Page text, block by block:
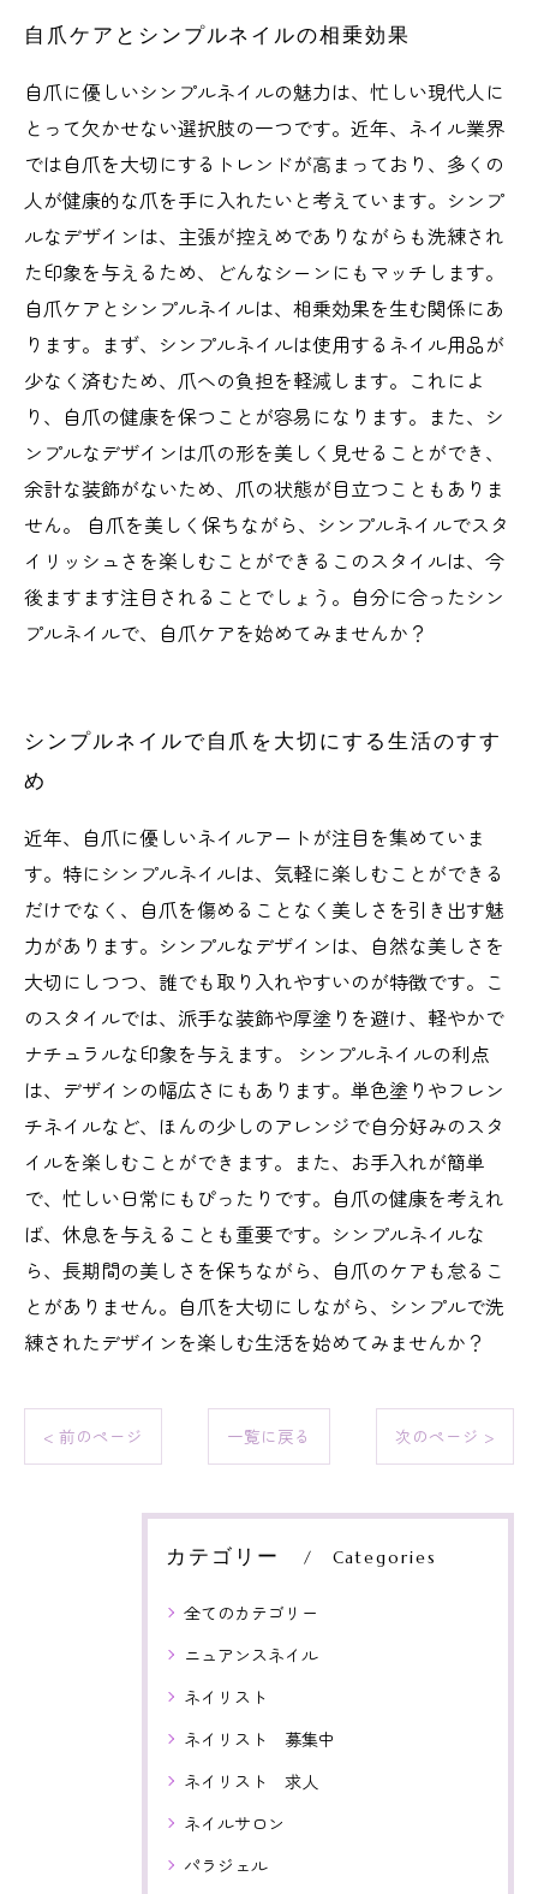
自爪ケアとシンプルネイルの相乗効果
自爪に優しいシンプルネイルの魅力は、忙しい現代人に
とって欠かせない選択肢の一つです。近年、ネイル業界
では自爪を大切にするトレンドが高まっており、多くの
人が健康的な爪を手に入れたいと考えています。シンプ
ルなデザインは、主張が控えめでありながらも洗練され
た印象を与えるため、どんなシーンにもマッチします。
自爪ケアとシンプルネイルは、相乗効果を生む関係にあ
ります。まず、シンプルネイルは使用するネイル用品が
少なく済むため、爪への負担を軽減します。これによ
り、自爪の健康を保つことが容易になります。また、シ
ンプルなデザインは爪の形を美しく見せることができ、
余計な装飾がないため、爪の状態が目立つこともありま
せん。 自爪を美しく保ちながら、シンプルネイルでスタ
イリッシュさを楽しむことができるこのスタイルは、今
後ますます注目されることでしょう。自分に合ったシン
プルネイルで、自爪ケアを始めてみませんか？
シンプルネイルで自爪を大切にする生活のすす
め
近年、自爪に優しいネイルアートが注目を集めていま
す。特にシンプルネイルは、気軽に楽しむことができる
だけでなく、自爪を傷めることなく美しさを引き出す魅
力があります。シンプルなデザインは、自然な美しさを
大切にしつつ、誰でも取り入れやすいのが特徴です。こ
のスタイルでは、派手な装飾や厚塗りを避け、軽やかで
ナチュラルな印象を与えます。 シンプルネイルの利点
は、デザインの幅広さにもあります。単色塗りやフレン
チネイルなど、ほんの少しのアレンジで自分好みのスタ
イルを楽しむことができます。また、お手入れが簡単
で、忙しい日常にもぴったりです。自爪の健康を考えれ
ば、休息を与えることも重要です。シンプルネイルな
ら、長期間の美しさを保ちながら、自爪のケアも怠るこ
とがありません。自爪を大切にしながら、シンプルで洗
練されたデザインを楽しむ生活を始めてみませんか？
< 前のページ 一覧に戻る 次のページ >
カテゴリー Categories
全てのカテゴリー
ニュアンスネイル
ネイリスト
ネイリスト 募集中
ネイリスト 求人
ネイルサロン
パラジェル